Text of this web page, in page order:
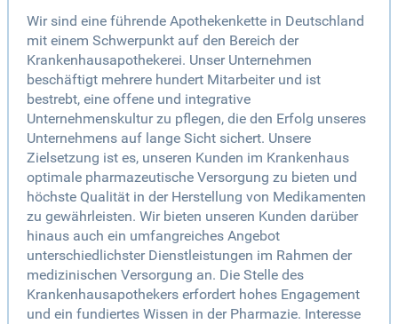
Wir sind eine führende Apothekenkette in Deutschland
mit einem Schwerpunkt auf den Bereich der
Krankenhausapothekerei. Unser Unternehmen
beschäftigt mehrere hundert Mitarbeiter und ist
bestrebt, eine offene und integrative
Unternehmenskultur zu pflegen, die den Erfolg unseres
Unternehmens auf lange Sicht sichert. Unsere
Zielsetzung ist es, unseren Kunden im Krankenhaus
optimale pharmazeutische Versorgung zu bieten und
höchste Qualität in der Herstellung von Medikamenten
zu gewährleisten. Wir bieten unseren Kunden darüber
hinaus auch ein umfangreiches Angebot
unterschiedlichster Dienstleistungen im Rahmen der
medizinischen Versorgung an. Die Stelle des
Krankenhausapothekers erfordert hohes Engagement
und ein fundiertes Wissen in der Pharmazie. Interesse